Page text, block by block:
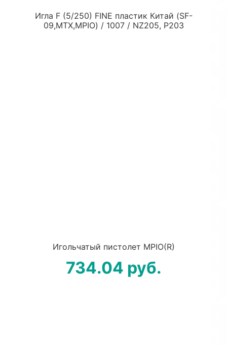
Игла F (5/250) FINE пластик Китай (SF-
09,MTX,MPIO) / 1007 / NZ205, P203
Игольчатый пистолет MPIO(R)
734.04 руб.